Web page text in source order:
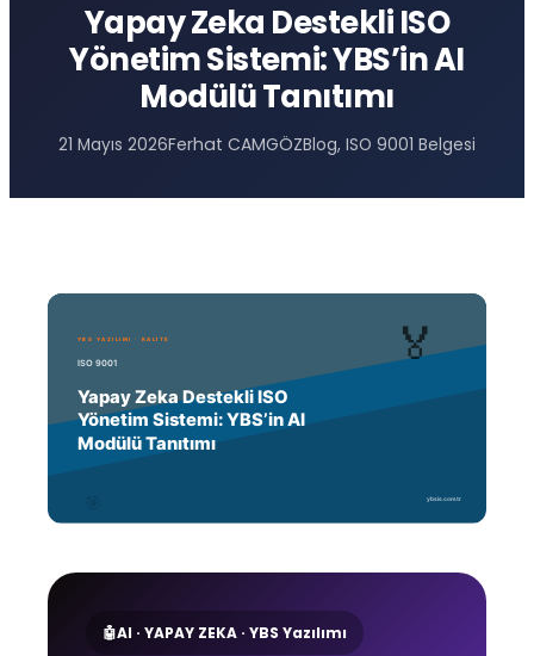
Yapay Zeka Destekli ISO
Yönetim Sistemi: YBS’in AI
Modülü Tanıtımı
21 Mayıs 2026Ferhat CAMGÖZBlog, ISO 9001 Belgesi
🤖AI · YAPAY ZEKA · YBS Yazılımı